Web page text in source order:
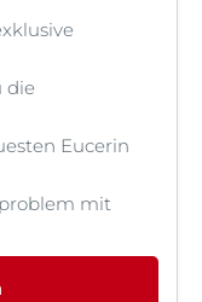
die
Eucerin
mit